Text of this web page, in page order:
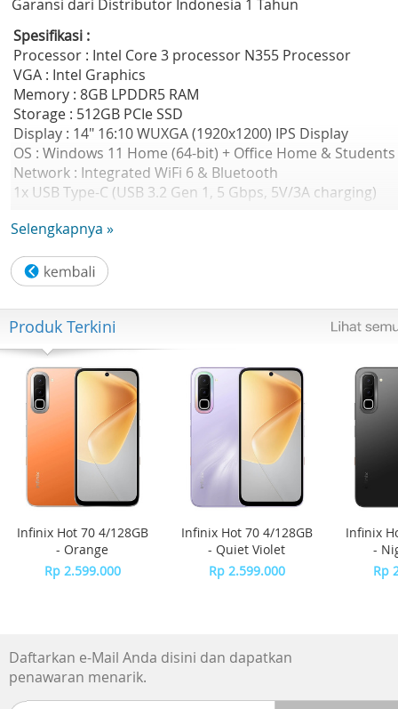
Garansi dari Distributor Indonesia 1 Tahun
Spesifikasi :
Processor : Intel Core 3 processor N355 Processor
VGA : Intel Graphics
Memory : 8GB LPDDR5 RAM
Storage : 512GB PCIe SSD
Display : 14" 16:10 WUXGA (1920x1200) IPS Display
OS : Windows 11 Home (64-bit) + Office Home & Students
Network : Integrated WiFi 6 & Bluetooth
1x USB Type-C (USB 3.2 Gen 1, 5 Gbps, 5V/3A charging)
1x USB Standard-A port USB 3.2 Gen 1
Selengkapnya »
Produk Terkini
Infinix Hot 70 4/128GB
- Orange
Rp 2.599.000
Infinix Hot 70 4/128GB
- Quiet Violet
Rp 2.599.000
Infinix
-
Rp
Daftarkan e-Mail Anda disini dan dapatkan
penawaran menarik.